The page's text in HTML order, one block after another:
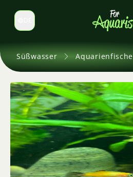
Sprache wechseln
Süßwasser Aquarienfische